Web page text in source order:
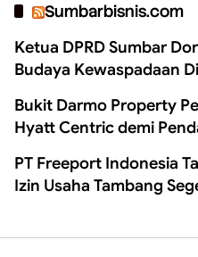
Sumbarbisnis.com
Ketua DPRD Sumbar
Budaya Kewaspadaan
Bukit Darmo Property
Hyatt Centric demi
PT Freeport Indonesia
Izin Usaha Tambang